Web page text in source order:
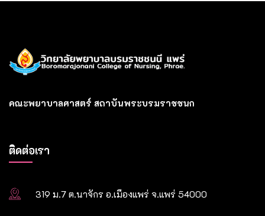
คณะพยาบาลศาสตร์ สถาบันพระบรมราชชนก
ติดต่อเรา
319 ม.7 ต.นาจักร อ.เมืองแพร่ จ.แพร่ 54000